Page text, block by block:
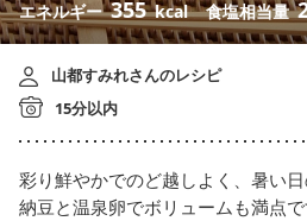
エネルギー355 kcal 食塩相当量
山都すみれさんのレシピ
15分以内
彩り鮮やかでのど越しよく、暑い日
納豆と温泉卵でボリュームも満点で